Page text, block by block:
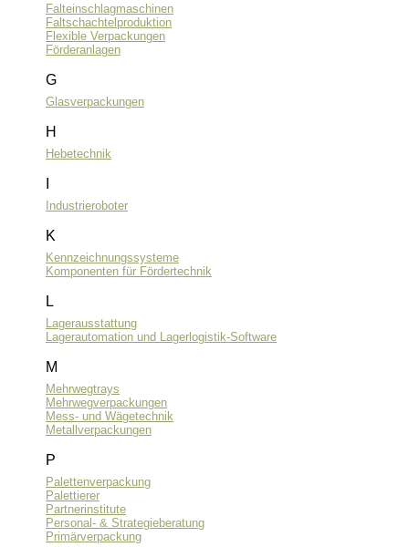
Falteinschlagmaschinen
Faltschachtelproduktion
Flexible Verpackungen
Förderanlagen
G
Glasverpackungen
H
Hebetechnik
Industrieroboter
K
Kennzeichnungssysteme
Komponenten für Fördertechnik
L
Lagerausstattung
Lagerautomation und Lagerlogistik-Software
M
Mehrwegtrays
Mehrwegverpackungen
Mess- und Wägetechnik
Metallverpackungen
P
Palettenverpackung
Palettierer
Partnerinstitute
Personal- & Strategieberatung
Primärverpackung